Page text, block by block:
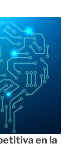
en la